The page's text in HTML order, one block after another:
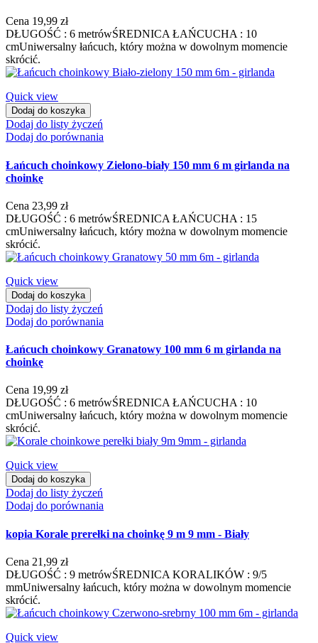
Cena 19,99 zł
DŁUGOŚĆ : 6 metrówŚREDNICA ŁAŃCUCHA : 10
cmUniwersalny łańcuch, który można w dowolnym momencie
skrócić.
Quick view
Dodaj do koszyka
Dodaj do listy życzeń
Dodaj do porównania
Łańcuch choinkowy Zielono-biały 150 mm 6 m girlanda na
choinkę
Cena 23,99 zł
DŁUGOŚĆ : 6 metrówŚREDNICA ŁAŃCUCHA : 15
cmUniwersalny łańcuch, który można w dowolnym momencie
skrócić.
Quick view
Dodaj do koszyka
Dodaj do listy życzeń
Dodaj do porównania
Łańcuch choinkowy Granatowy 100 mm 6 m girlanda na
choinkę
Cena 19,99 zł
DŁUGOŚĆ : 6 metrówŚREDNICA ŁAŃCUCHA : 10
cmUniwersalny łańcuch, który można w dowolnym momencie
skrócić.
Quick view
Dodaj do koszyka
Dodaj do listy życzeń
Dodaj do porównania
kopia Korale prerełki na choinkę 9 m 9 mm - Biały
Cena 21,99 zł
DŁUGOŚĆ : 9 metrówŚREDNICA KORALIKÓW : 9/5
mmUniwersalny łańcuch, który można w dowolnym momencie
skrócić.
Quick view